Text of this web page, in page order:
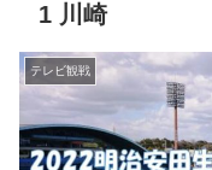
1 川崎
テレビ観戦